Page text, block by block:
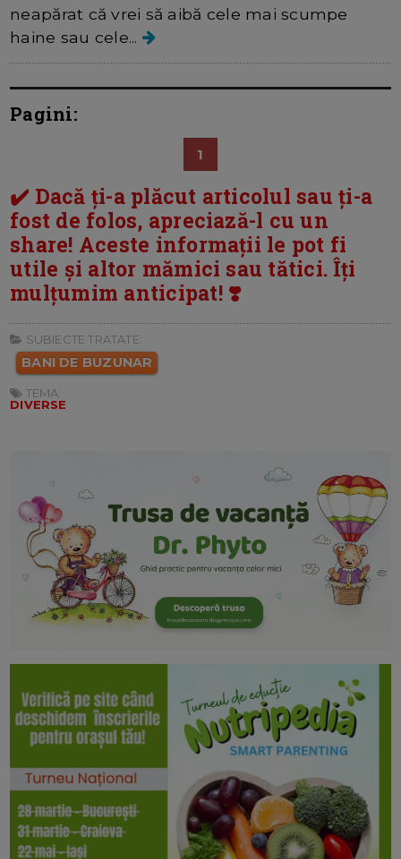
neapărat că vrei să aibă cele mai scumpe
haine sau cele...
Pagini:
1
✔️ Dacă ți-a plăcut articolul sau ți-a
fost de folos, apreciază-l cu un
share! Aceste informații le pot fi
utile și altor mămici sau tătici. Îți
mulțumim anticipat! ❣️
SUBIECTE TRATATE:
BANI DE BUZUNAR
TEMA:
DIVERSE